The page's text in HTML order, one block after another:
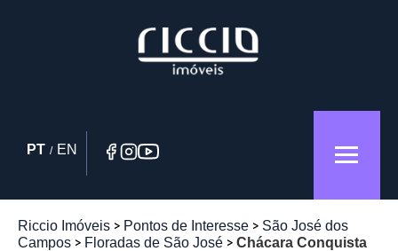
PT / EN
Riccio Imóveis Pontos de Interesse
São José dos
Campos
Floradas de São José Chácara Conquista